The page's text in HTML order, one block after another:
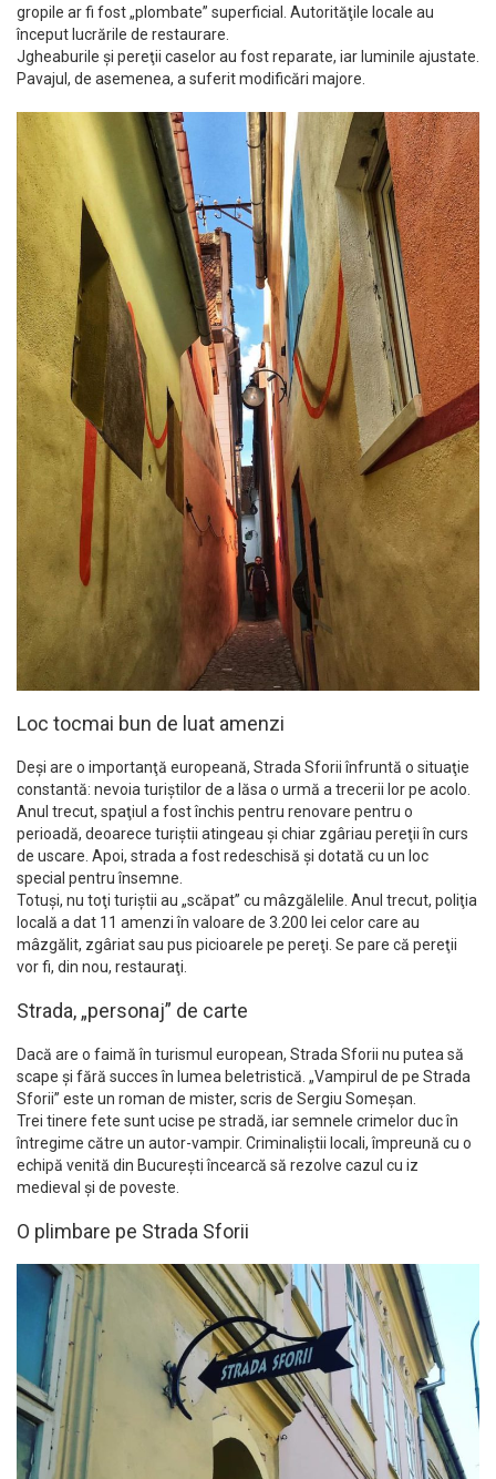
gropile ar fi fost „plombate” superficial. Autorităţile locale au
început lucrările de restaurare.
Jgheaburile şi pereţii caselor au fost reparate, iar luminile ajustate.
Pavajul, de asemenea, a suferit modificări majore.
Loc tocmai bun de luat amenzi
Deşi are o importanţă europeană, Strada Sforii înfruntă o situaţie
constantă: nevoia turiştilor de a lăsa o urmă a trecerii lor pe acolo.
Anul trecut, spaţiul a fost închis pentru renovare pentru o
perioadă, deoarece turiştii atingeau şi chiar zgâriau pereţii în curs
de uscare. Apoi, strada a fost redeschisă şi dotată cu un loc
special pentru însemne.
Totuşi, nu toţi turiştii au „scăpat” cu mâzgălelile. Anul trecut, poliţia
locală a dat 11 amenzi în valoare de 3.200 lei celor care au
mâzgălit, zgâriat sau pus picioarele pe pereţi. Se pare că pereţii
vor fi, din nou, restauraţi.
Strada, „personaj” de carte
Dacă are o faimă în turismul european, Strada Sforii nu putea să
scape şi fără succes în lumea beletristică. „Vampirul de pe Strada
Sforii” este un roman de mister, scris de Sergiu Someşan.
Trei tinere fete sunt ucise pe stradă, iar semnele crimelor duc în
întregime către un autor-vampir. Criminaliştii locali, împreună cu o
echipă venită din Bucureşti încearcă să rezolve cazul cu iz
medieval şi de poveste.
O plimbare pe Strada Sforii